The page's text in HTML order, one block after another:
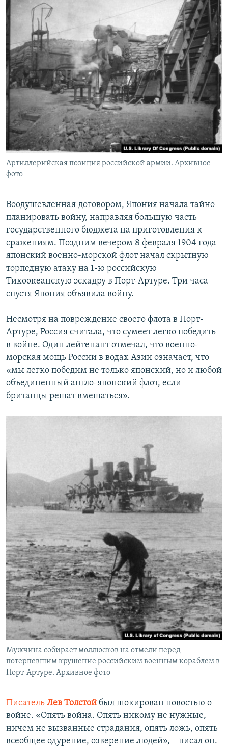
Артиллерийская позиция российской армии. Архивное
фото
Воодушевленная договором, Япония начала тайно
планировать войну, направляя большую часть
государственного бюджета на приготовления к
сражениям. Поздним вечером 8 февраля 1904 года
японский военно-морской флот начал скрытную
торпедную атаку на 1-ю российскую
Тихоокеанскую эскадру в Порт-Артуре. Три часа
спустя Япония объявила войну.
Несмотря на повреждение своего флота в Порт-
Артуре, Россия считала, что сумеет легко победить
в войне. Один лейтенант отмечал, что военно-
морская мощь России в водах Азии означает, что
«мы легко победим не только японский, но и любой
объединенный англо-японский флот, если
британцы решат вмешаться».
Мужчина собирает моллюсков на отмели перед
потерпевшим крушение российским военным кораблем в
Порт-Артуре. Архивное фото
Писатель Лев Толстой был шокирован новостью о
войне. «Опять война. Опять никому не нужные,
ничем не вызванные страдания, опять ложь, опять
всеобщее одурение, озверение людей», – писал он.